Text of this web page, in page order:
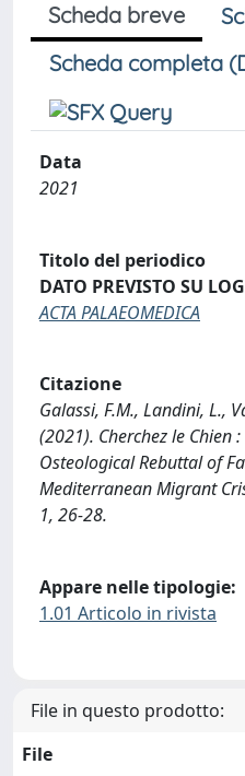
Scheda breve
Scheda completa
Data
2021
Titolo del periodico
DATO PREVISTO SU
ACTA PALAEOMEDICA
Citazione
Galassi, F.M., Landini, L.,
(2021). Cherchez le Chien
Osteological Rebuttal of
Mediterranean Migrant
1, 26-28.
Appare nelle tipologie:
1.01 Articolo in rivista
File in questo prodotto:
File